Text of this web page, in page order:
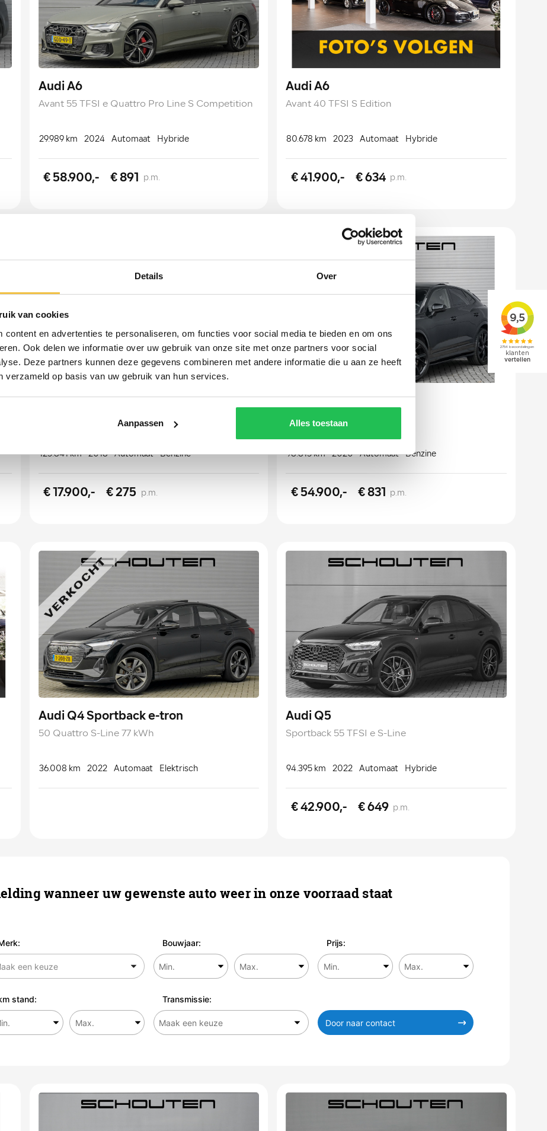
Details Over
van cookies
content en advertenties te personaliseren, om functies voor social media te bieden en om ons
Ook delen we informatie over uw gebruik van onze site met onze partners voor social
Deze partners kunnen deze gegevens combineren met andere informatie die u aan ze heeft
verzameld op basis van uw gebruik van hun services.
Aanpassen Alles toestaan
Audi A6
Avant 55 TFSI e Quattro Pro Line S Competition
29.989 km 2024 Automaat Hybride
€ 58.900,- € 891 p.m.
Audi A6
Avant 40 TFSI S Edition
80.678 km 2023 Automaat Hybride
€ 41.900,- € 634 p.m.
1.0 TFSI Sport Pro Line S
125.841 km 2018 Automaat Benzine
€ 17.900,- € 275 p.m.
Sportback TFSI RS
98.815 km 2020 Automaat Benzine
€ 54.900,- € 831 p.m.
Audi Q4 Sportback e-tron
50 Quattro S-Line 77 kWh
36.008 km 2022 Automaat Elektrisch
Audi Q5
Sportback 55 TFSI e S-Line
94.395 km 2022 Automaat Hybride
€ 42.900,- € 649 p.m.
wanneer uw gewenste auto weer in onze voorraad staat
Bouwjaar: Prijs:
stand: Transmissie:
Door naar contact